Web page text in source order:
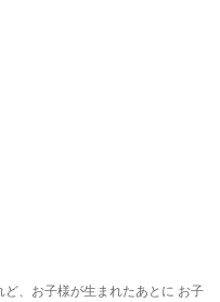
、お子様が生まれたあとに お子